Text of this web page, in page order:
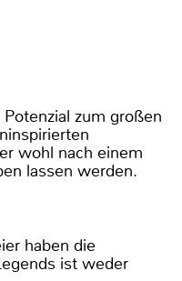
zum großen
wohl nach einem
lassen werden.
haben die
ist weder